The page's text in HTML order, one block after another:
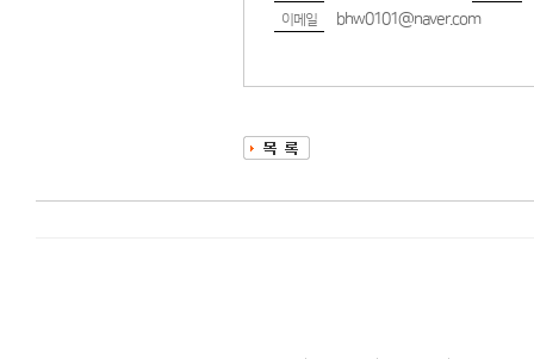
이메일
bhw0101@naver.com